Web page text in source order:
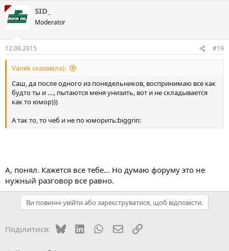
SID_
Moderator
12.08.2015 #19
Vanek сказав(ла):
Саш, да после одного из понедельников, воспринимаю все как
будто ты и ...., пытаются меня унизить, вот и не складывается
как то юмор)))
А так то, то чеб и не по юморить:biggrin:
А, понял. Кажется все тебе... Но думаю форуму это не
нужный разговор все равно.
Ви повинні увійти або зареєструватися, щоб відповісти.
Поділитися: BlueskyLinkedInWhatsApp
E-mailПосилання